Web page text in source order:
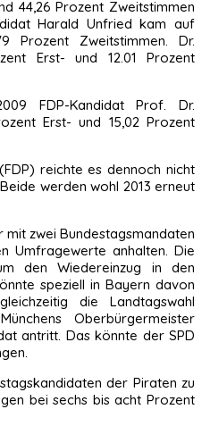
44,26 Prozent Zweitstimmen
Harald Unfried kam auf
Prozent Zweitstimmen. Dr.
Erst- und 12.01 Prozent
FDP-Kandidat Prof. Dr.
Erst- und 15,02 Prozent
reichte es dennoch nicht
werden wohl 2013 erneut
mit zwei Bundestagsmandaten
Umfragewerte anhalten. Die
den Wiedereinzug in den
speziell in Bayern davon
die Landtagswahl
Oberbürgermeister
antritt. Das könnte der SPD
der Piraten zu
bei sechs bis acht Prozent